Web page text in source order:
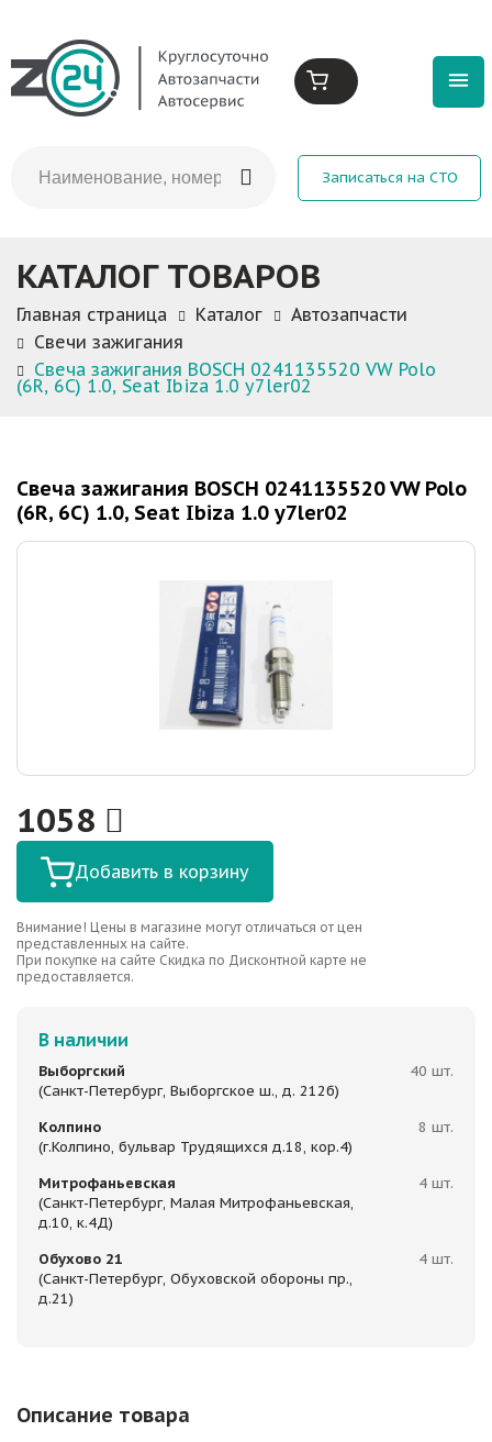
Записаться на СТО
КАТАЛОГ ТОВАРОВ
Главная страница Каталог
Автозапчасти
Свечи зажигания
Свеча зажигания BOSCH 0241135520 VW Polo
(6R, 6C) 1.0, Seat Ibiza 1.0 y7ler02
Свеча зажигания BOSCH 0241135520 VW Polo
(6R, 6C) 1.0, Seat Ibiza 1.0 y7ler02
1058
Добавить в корзину
Внимание! Цены в магазине могут отличаться от цен
представленных на сайте.
При покупке на сайте Скидка по Дисконтной карте не
предоставляется.
В наличии
Выборгский
(Санкт-Петербург, Выборгское ш., д. 212б)
40 шт.
Колпино
(г.Колпино, бульвар Трудящихся д.18, кор.4)
8 шт.
Митрофаньевская
(Санкт-Петербург, Малая Митрофаньевская,
д.10, к.4Д)
4 шт.
Обухово 21
(Санкт-Петербург, Обуховской обороны пр.,
д.21)
4 шт.
Описание товара